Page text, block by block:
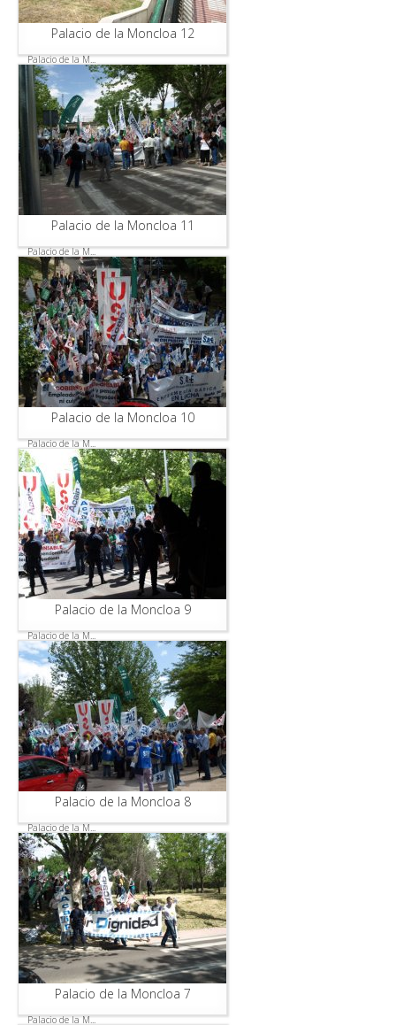
Palacio de la Moncloa 12
Palacio de la M...
Palacio de la Moncloa 11
Palacio de la M...
Palacio de la Moncloa 10
Palacio de la M...
Palacio de la Moncloa 9
Palacio de la M...
Palacio de la Moncloa 8
Palacio de la M...
Palacio de la Moncloa 7
Palacio de la M...